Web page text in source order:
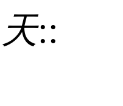
天::